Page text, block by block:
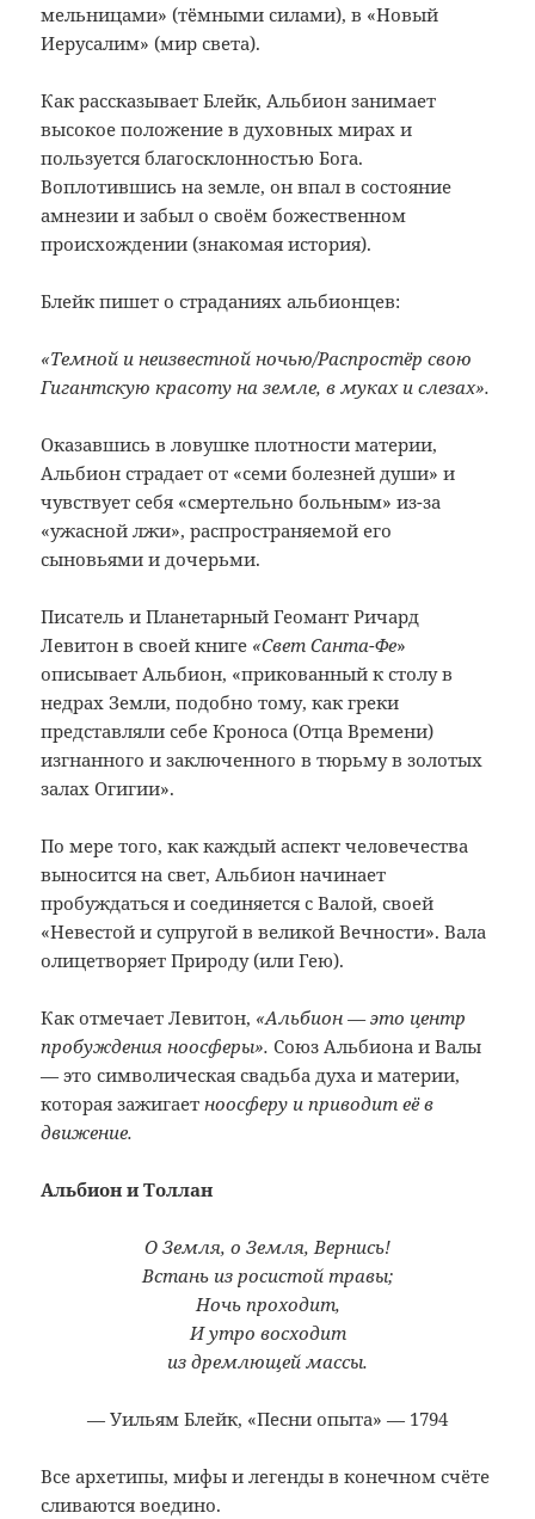
мельницами» (тёмными силами), в «Новый
Иерусалим» (мир света).
Как рассказывает Блейк, Альбион занимает
высокое положение в духовных мирах и
пользуется благосклонностью Бога.
Воплотившись на земле, он впал в состояние
амнезии и забыл о своём божественном
происхождении (знакомая история).
Блейк пишет о страданиях альбионцев:
«Темной и неизвестной ночью/Распростёр свою
Гигантскую красоту на земле, в муках и слезах».
Оказавшись в ловушке плотности материи,
Альбион страдает от «семи болезней души» и
чувствует себя «смертельно больным» из-за
«ужасной лжи», распространяемой его
сыновьями и дочерьми.
Писатель и Планетарный Геомант Ричард
Левитон в своей книге «Свет Санта-Фе»
описывает Альбион, «прикованный к столу в
недрах Земли, подобно тому, как греки
представляли себе Кроноса (Отца Времени)
изгнанного и заключенного в тюрьму в золотых
залах Огигии».
По мере того, как каждый аспект человечества
выносится на свет, Альбион начинает
пробуждаться и соединяется с Валой, своей
«Невестой и супругой в великой Вечности». Вала
олицетворяет Природу (или Гею).
Как отмечает Левитон, «Альбион — это центр
пробуждения ноосферы». Союз Альбиона и Валы
— это символическая свадьба духа и материи,
которая зажигаетноосферу и приводит её в
движение.
Альбион и Толлан
О Земля, о Земля, Вернись!
Встань из росистой травы;
Ночь проходит,
И утро восходит
из дремлющей массы.
— Уильям Блейк, «Песни опыта» — 1794
Все архетипы, мифы и легенды в конечном счёте
сливаются воедино.